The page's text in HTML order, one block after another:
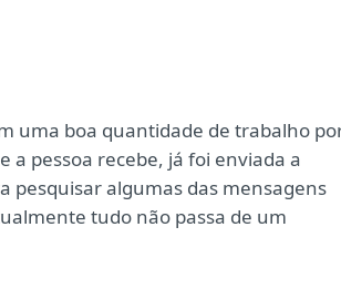
uma boa quantidade de trabalho
a pessoa recebe, já foi enviada a
pesquisar algumas das mensagens
tudo não passa de um